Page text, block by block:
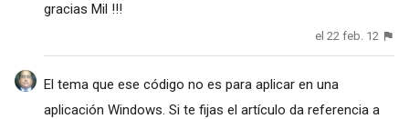
gracias Mil !!!
el 22 feb. 12
El tema que ese código no es para aplicar en una
aplicación Windows. Si te fijas el artículo da referencia a